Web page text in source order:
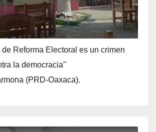
Reforma Electoral es un crimen
la democracia"
(PRD-Oaxaca).